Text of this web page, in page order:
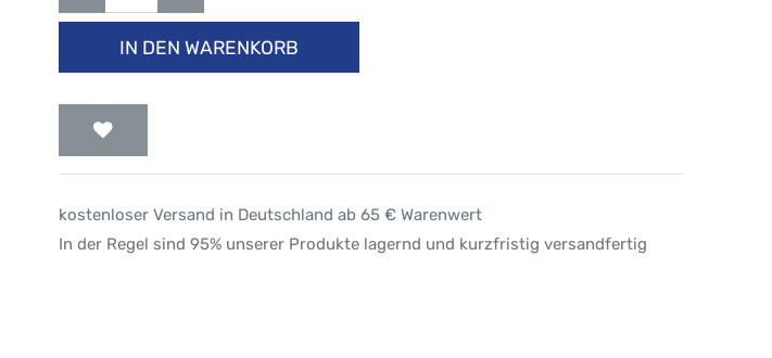
IN DEN WARENKORB
kostenloser Versand in Deutschland ab 65 € Warenwert
In der Regel sind 95% unserer Produkte lagernd und kurzfristig versandfertig